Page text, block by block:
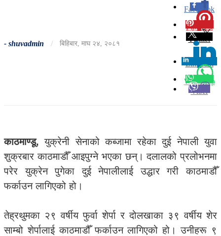
- shuvadmin / बिहिबार, माघ २४, २०८१
Facebook
0
Pinterest
Twitter
Linkedin
0
Whatsapp
Viber
काठमाण्डू, युक्रेनी सेनाको कब्जामा रहेका दुई नेपाली युवा
शुक्रबार काठमाडौँ आइपुग्ने भएका छन्। दलालको प्रलोभनमा
परेर युक्रेन पुगेका दुई नेपालीलाई उद्धार गरी काठमाडौँ
फर्काउन लागिएको हो।
तेह्रथुमका २९ वर्षीय फुर्वा शेर्पा र दोलखाका ३९ वर्षीय शेर
साम्बो शेर्पालाई काठमाडौँ फर्काउन लागिएको हो। उनीहरू ९